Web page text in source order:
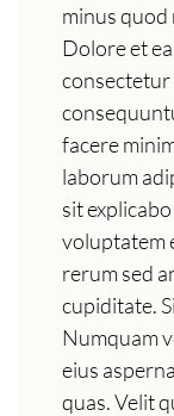
minus quod
Dolore et
consectetur
facere
laborum
sit
voluptatem
rerum sed
cupiditate.
Numquam
eius
quas. Velit